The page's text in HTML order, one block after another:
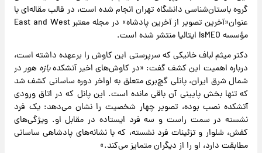
گروه باستان‌شناسی دانشگاه تهران انجام شده است، در قالب مقاله‌ای با
عنوان«آخرین تصویر از آخرین پادشاه» در مجله معتبر East and West
مؤسسه IsMEO ایتالیا منتشر شده است.
دکتر میثم لباف خانیکی که سرپرستی این کاوش را برعهده داشته است،
درباره اهمیت این کشف گفت: «در کاوش‌های اخیر آتشکدهبازه هوردر
شمال شرق ایران، پانلی گچ‌بری متعلق به اواخر دوره ساسانی کشف شد
که تنها بخش پایینی آن باقی مانده است. این پانل که در اتاق ورودی
آتشکده نصب بوده، تصویر چهار شخصیت را نشان می‌دهد: یک فرد
نشسته در سمت راست و سه فرد ایستاده در مقابل او. ویژگی‌های
کفش، شلوار و تزئینات فرد نشسته، که با نشانه‌های پادشاهی ساسانی
مطابقت دارد، او را از دیگران متمایز می‌کند.»